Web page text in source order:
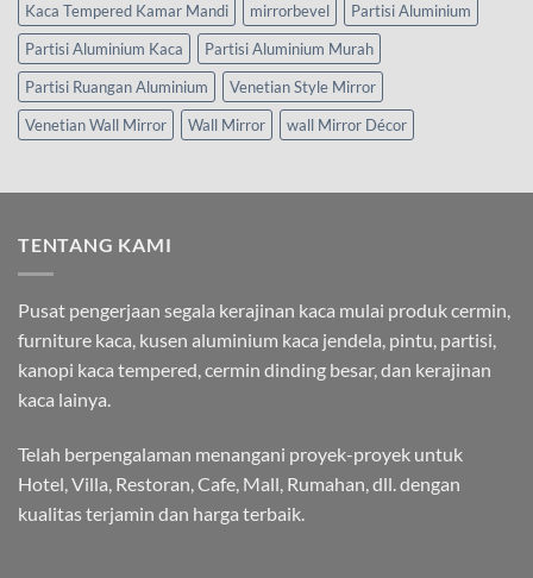
Kaca Tempered Kamar Mandi
mirrorbevel
Partisi Aluminium
Partisi Aluminium Kaca
Partisi Aluminium Murah
Partisi Ruangan Aluminium
Venetian Style Mirror
Venetian Wall Mirror
Wall Mirror wall Mirror Décor
TENTANG KAMI
Pusat pengerjaan segala kerajinan kaca mulai produk cermin,
furniture kaca, kusen aluminium kaca jendela, pintu, partisi,
kanopi kaca tempered, cermin dinding besar, dan kerajinan
kaca lainya.
Telah berpengalaman menangani proyek-proyek untuk
Hotel, Villa, Restoran, Cafe, Mall, Rumahan, dll. dengan
kualitas terjamin dan harga terbaik.